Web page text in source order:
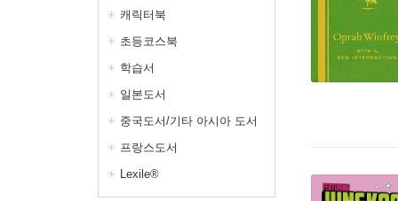
캐릭터북
초등코스북
학습서
일본도서
중국도서/기타 아시아 도서
프랑스도서
Lexile®